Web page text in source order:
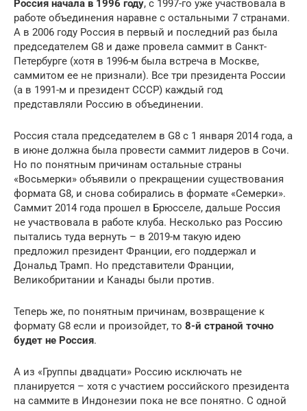
Россия начала в 1996 году, с 1997-го уже участвовала в
работе объединения наравне с остальными 7 странами.
А в 2006 году Россия в первый и последний раз была
председателем G8 и даже провела саммит в Санкт-
Петербурге (хотя в 1996-м была встреча в Москве,
саммитом ее не признали). Все три президента России
(а в 1991-м и президент СССР) каждый год
представляли Россию в объединении.
Россия стала председателем в G8 с 1 января 2014 года, а
в июне должна была провести саммит лидеров в Сочи.
Но по понятным причинам остальные страны
«Восьмерки» объявили о прекращении существования
формата G8, и снова собирались в формате «Семерки».
Саммит 2014 года прошел в Брюсселе, дальше Россия
не участвовала в работе клуба. Несколько раз Россию
пытались туда вернуть – в 2019-м такую идею
предложил президент Франции, его поддержал и
Дональд Трамп. Но представители Франции,
Великобритании и Канады были против.
Теперь же, по понятным причинам, возвращение к
формату G8 если и произойдет, то 8-й страной точно
будет не Россия.
А из «Группы двадцати» Россию исключать не
планируется – хотя с участием российского президента
на саммите в Индонезии пока не все понятно. С одной